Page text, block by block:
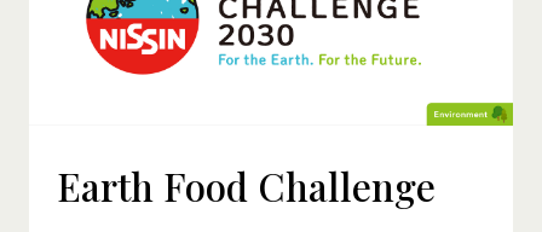
Earth Food Challenge